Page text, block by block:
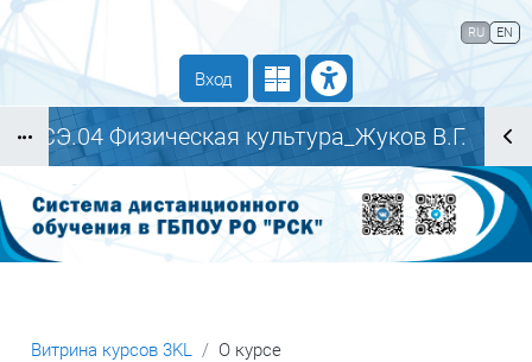
Вход
Маршрут внедрения
RU EN
ОГСЭ.04 Физическая культура_Жуков В.Г.
Блоки
Витрина курсов 3KL О курсе